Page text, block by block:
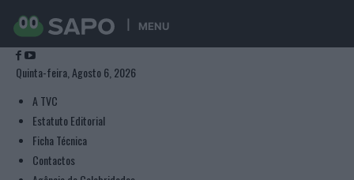
MENU
Quinta-feira, Agosto 6, 2026
A TVC
Estatuto Editorial
Ficha Técnica
Contactos